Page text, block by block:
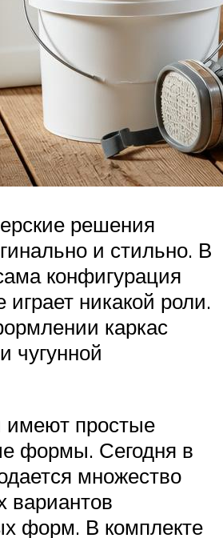
решения
и стильно. В
конфигурация
играет никакой роли.
каркас
чугунной
имеют простые
формы. Сегодня в
множество
вариантов
форм. В комплекте